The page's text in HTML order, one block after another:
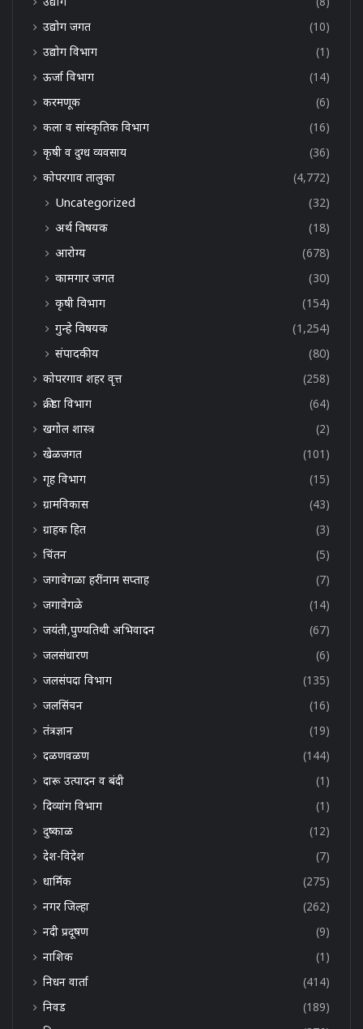
उद्योग जगत
(10)
उद्योग विभाग
(1)
ऊर्जा विभाग
(14)
करमणूक
(6)
कला व सांस्कृतिक विभाग
(16)
कृषी व दुग्ध व्यवसाय
(36)
कोपरगाव तालुका
(4,772)
Uncategorized
(32)
अर्थ विषयक
(18)
आरोग्य
(678)
कामगार जगत
(30)
कृषी विभाग
(154)
गुन्हे विषयक
(1,254)
संपादकीय
(80)
कोपरगाव शहर वृत्त
(258)
क्रीडा विभाग
(64)
खगोल शास्त्र
(2)
खेळजगत
(101)
गृह विभाग
(15)
ग्रामविकास
(43)
ग्राहक हित
(3)
चिंतन
(5)
जगावेगळा हरींनाम सप्ताह
(7)
जगावेगळे
(14)
जयंती,पुण्यतिथी अभिवादन
(67)
जलसंधारण
(6)
जलसंपदा विभाग
(135)
जलसिंचन
(16)
तंत्रज्ञान
(19)
दळणवळण
(144)
दारू उत्पादन व बंदी
(1)
दिव्यांग विभाग
(1)
दुष्काळ
(12)
देश-विदेश
(7)
धार्मिक
(275)
नगर जिल्हा
(262)
नदी प्रदूषण
(9)
नाशिक
(1)
निधन वार्ता
(414)
निवड
(189)